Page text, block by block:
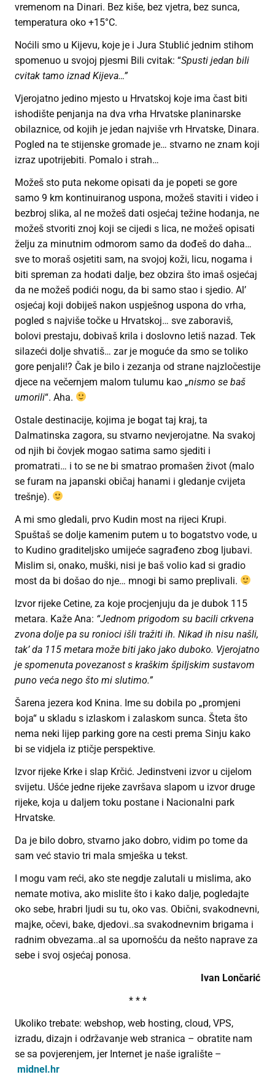
vremenom na Dinari. Bez kiše, bez vjetra, bez sunca,
temperatura oko +15°C.
Noćili smo u Kijevu, koje je i Jura Stublić jednim stihom
spomenuo u svojoj pjesmi Bili cvitak: “Spusti jedan bili
cvitak tamo iznad Kijeva…”
Vjerojatno jedino mjesto u Hrvatskoj koje ima čast biti
ishodište penjanja na dva vrha Hrvatske planinarske
obilaznice, od kojih je jedan najviše vrh Hrvatske, Dinara.
Pogled na te stijenske gromade je… stvarno ne znam koji
izraz upotrijebiti. Pomalo i strah…
Možeš sto puta nekome opisati da je popeti se gore
samo 9 km kontinuiranog uspona, možeš staviti i video i
bezbroj slika, al ne možeš dati osjećaj težine hodanja, ne
možeš stvoriti znoj koji se cijedi s lica, ne možeš opisati
želju za minutnim odmorom samo da dođeš do daha…
sve to moraš osjetiti sam, na svojoj koži, licu, nogama i
biti spreman za hodati dalje, bez obzira što imaš osjećaj
da ne možeš podići nogu, da bi samo stao i sjedio. Al’
osjećaj koji dobiješ nakon uspješnog uspona do vrha,
pogled s najviše točke u Hrvatskoj… sve zaboraviš,
bolovi prestaju, dobivaš krila i doslovno letiš nazad. Tek
silazeći dolje shvatiš… zar je moguće da smo se toliko
gore penjali!? Čak je bilo i zezanja od strane najzločestije
djece na večernjem malom tulumu kao „nismo se baš
umorili“. Aha.
Ostale destinacije, kojima je bogat taj kraj, ta
Dalmatinska zagora, su stvarno nevjerojatne. Na svakoj
od njih bi čovjek mogao satima samo sjediti i
promatrati… i to se ne bi smatrao promašen život (malo
se furam na japanski običaj hanami i gledanje cvijeta
trešnje).
A mi smo gledali, prvo Kudin most na rijeci Krupi.
Spuštaš se dolje kamenim putem u to bogatstvo vode, u
to Kudino graditeljsko umijeće sagrađeno zbog ljubavi.
Mislim si, onako, muški, nisi je baš volio kad si gradio
most da bi došao do nje… mnogi bi samo preplivali.
Izvor rijeke Cetine, za koje procjenjuju da je dubok 115
metara. Kaže Ana: “Jednom prigodom su bacili crkvena
zvona dolje pa su ronioci išli tražiti ih. Nikad ih nisu našli,
tak’ da 115 metara može biti jako jako duboko. Vjerojatno
je spomenuta povezanost s kraškim špiljskim sustavom
puno veća nego što mi slutimo.”
Šarena jezera kod Knina. Ime su dobila po „promjeni
boja“ u skladu s izlaskom i zalaskom sunca. Šteta što
nema neki lijep parking gore na cesti prema Sinju kako
bi se vidjela iz ptičje perspektive.
Izvor rijeke Krke i slap Krčić. Jedinstveni izvor u cijelom
svijetu. Ušće jedne rijeke završava slapom u izvor druge
rijeke, koja u daljem toku postane i Nacionalni park
Hrvatske.
Da je bilo dobro, stvarno jako dobro, vidim po tome da
sam već stavio tri mala smješka u tekst.
I mogu vam reći, ako ste negdje zalutali u mislima, ako
nemate motiva, ako mislite što i kako dalje, pogledajte
oko sebe, hrabri ljudi su tu, oko vas. Obični, svakodnevni,
majke, očevi, bake, djedovi..sa svakodnevnim brigama i
radnim obvezama..al sa upornošću da nešto naprave za
sebe i svoj osjećaj ponosa.
Ivan Lončarić
* * *
Ukoliko trebate: webshop, web hosting, cloud, VPS,
izradu, dizajn i održavanje web stranica – obratite nam
se sa povjerenjem, jer Internet je naše igralište –
midnel.hr